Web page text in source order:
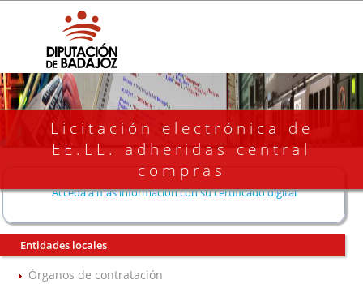
Licitación electrónica de
EE.LL. adheridas central
compras
Acceda a más información con su certificado digital
Entidades locales
Órganos de contratación